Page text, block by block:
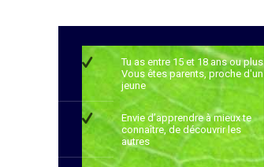
Tu as entre 15 et 18 ans ou plus
Vous êtes parents, proche d'un
jeune
Envie d’apprendre à mieux te
connaître, de découvrir les
autres